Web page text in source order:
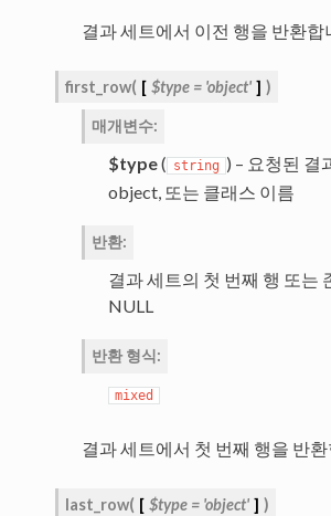
결과 세트에서 이전 행을 반환합
first_row( [ $type = 'object' ] )
매개변수:
$type( string ) – 요청된 결
object, 또는 클래스 이름
반환:
결과 세트의 첫 번째 행 또는
NULL
반환 형식:
mixed
결과 세트에서 첫 번째 행을 반
last_row( [ $type = 'object' ] )